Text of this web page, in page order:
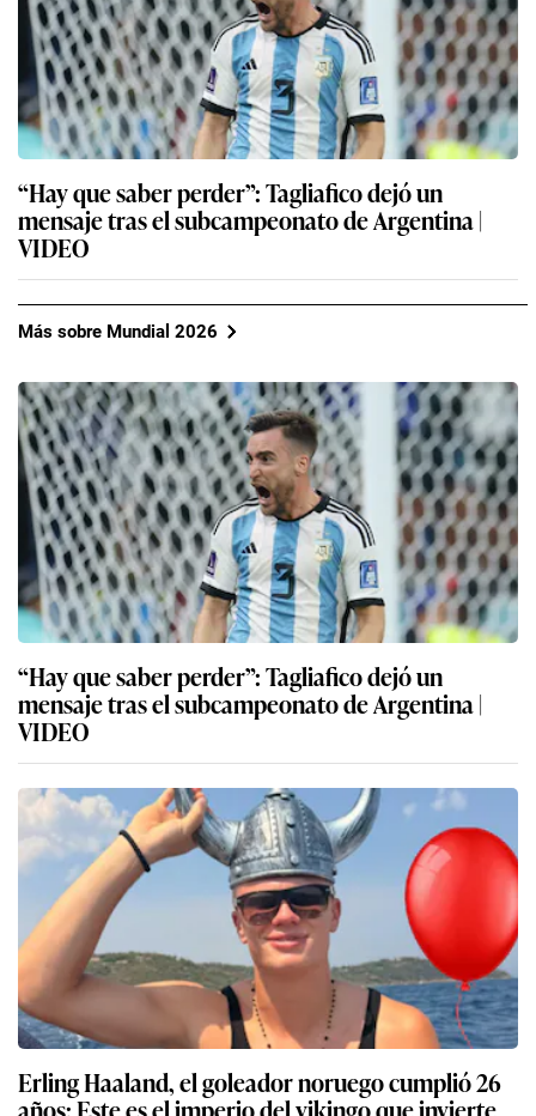
“Hay que saber perder”: Tagliafico dejó un
mensaje tras el subcampeonato de Argentina |
VIDEO
Más sobre Mundial 2026
“Hay que saber perder”: Tagliafico dejó un
mensaje tras el subcampeonato de Argentina |
VIDEO
Erling Haaland, el goleador noruego cumplió 26